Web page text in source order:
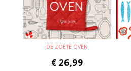
DE ZOETE OVEN
€ 26,99